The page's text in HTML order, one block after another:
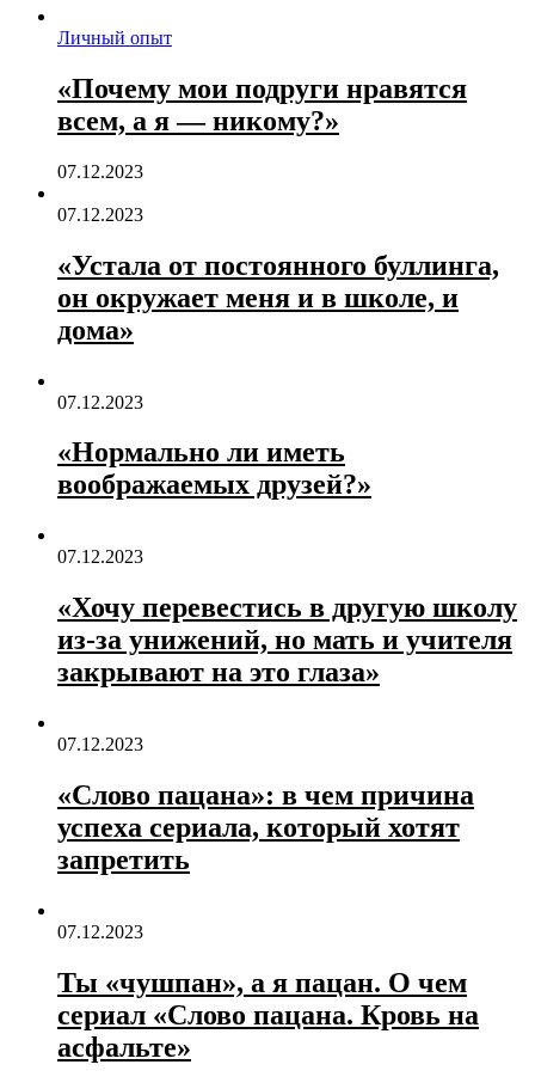
Личный опыт
«Почему мои подруги нравятся
всем, а я — никому?»
07.12.2023
07.12.2023
«Устала от постоянного буллинга,
он окружает меня и в школе, и
дома»
07.12.2023
«Нормально ли иметь
воображаемых друзей?»
07.12.2023
«Хочу перевестись в другую школу
из-за унижений, но мать и учителя
закрывают на это глаза»
07.12.2023
«Слово пацана»: в чем причина
успеха сериала, который хотят
запретить
07.12.2023
Ты «чушпан», а я пацан. О чем
сериал «Слово пацана. Кровь на
асфальте»